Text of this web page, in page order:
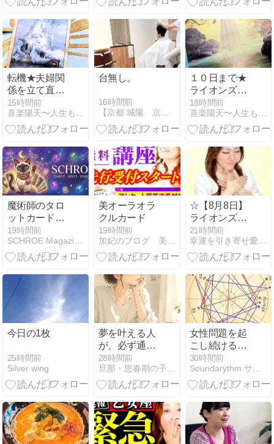
転機★夫婦関
係を立て直し
たいあなた
へ。
15時間前
喜楽陽天〜人生もビジネスもお金も愛も自由に！気楽に！喜楽に！
台無し。
16時間前
【京都 城陽 京田辺】タロット鑑定 牧野 和美。
１０日まで★
ライオンズゲ
ート特別企画
★人生の転機
リーディング
18時間前
喜楽陽天〜人生もビジネスもお金も愛も自由に！気楽に！喜楽に！
魔術師のタロ
ットカードの
意味：手元の
道具を行動に
変える読み方
19時間前
SCHROE Magazine｜タロット・MBTI・12星座
美オーラオラ
クルカード
19時間前
加妃のブログ 美オーラ開運アドバイザーの毎日
☆【8月8日】
ライオンズゲ
ートで願いが
叶いやすい人
とは？
21時間前
幸運を引き寄せ愛されリッチになる魂トレ研究所
今日の1枚
25時間前
Silver wing
夢を叶える人
が、必ず通る
「怖さ」。
28時間前
旦那・思春期の子供と仲良くなる・占い師みわ的方法
女性問題を起
こし続ける三
山凌輝さん。
そんな彼と結
婚してしまう
ロスコープ
30時間前
Soundarythm サウンダリズム占星術